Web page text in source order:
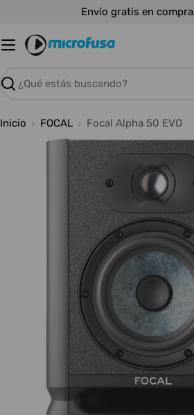
contenido
Envío gratis en
Buscar
Inicio FOCAL Focal Alpha 50 EVO
medios 0 en modal